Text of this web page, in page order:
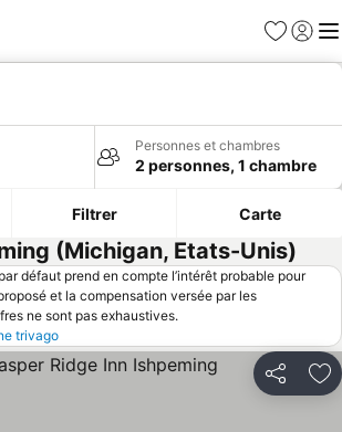
Favoris
Se
Personnes et chambres
2 personnes, 1 chambre
Filtrer Carte
(Michigan, Etats-Unis)
défaut prend en compte l’intérêt probable pour
et la compensation versée par les
ne sont pas exhaustives.
trivago
Partager